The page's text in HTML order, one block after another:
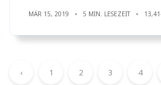
MÄR 15, 2019 5 MIN. LESEZEIT
‹ 1 2 3 4